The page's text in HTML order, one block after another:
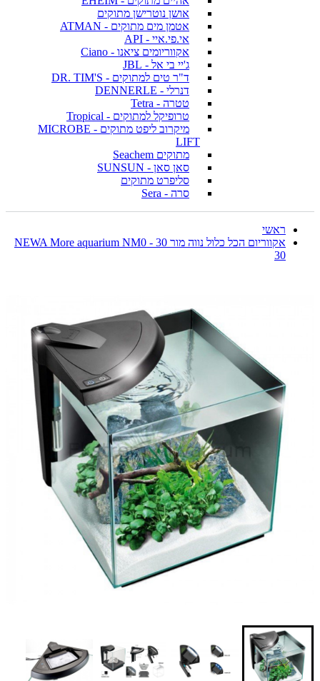
אושן נוטרישן מתוקים
אטמן מים מתוקים - ATMAN
אי.פי.איי - API
אקווריומים ציאנו - Ciano
ג'יי בי אל - JBL
ד"ר טים למתוקים - DR. TIM'S
דנרלי - DENNERLE
טטרה - Tetra
טרופיקל למתוקים - Tropical
מיקרוב ליפט מתוקים - MICROBE
LIFT
מתוקים Seachem
סאן סאן - SUNSUN
סליפרט מתוקים
סרה - Sera
ראשי
אקווריום הכל כלול נווה מור 30 - NEWA More aquarium NM0
30